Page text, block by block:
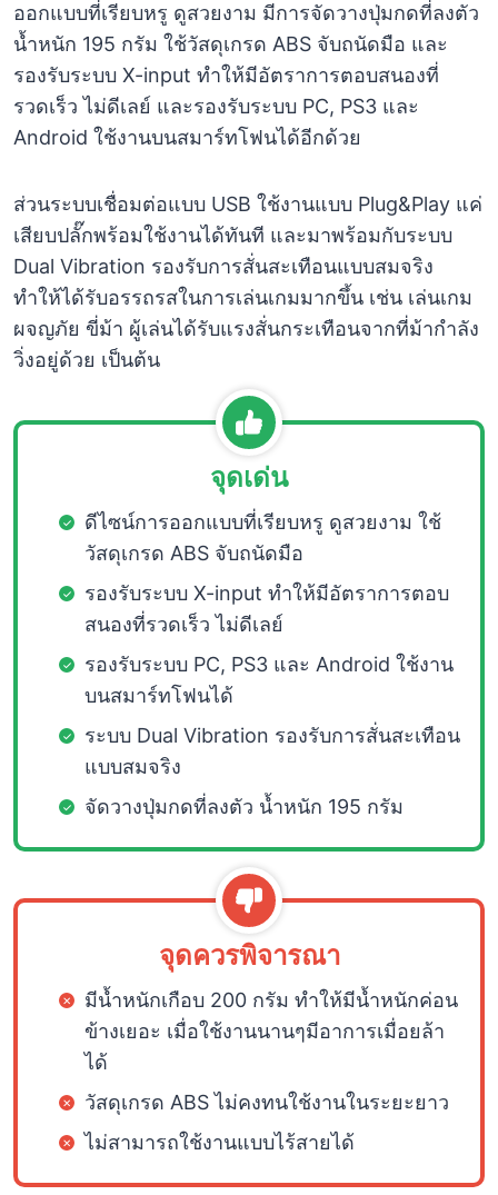
ออกแบบที่เรียบหรู ดูสวยงาม มีการจัดวางปุ่มกดที่ลงตัว
น้ำหนัก 195 กรัม ใช้วัสดุเกรด ABS จับถนัดมือ และ
รองรับระบบ X-input ทำให้มีอัตราการตอบสนองที่
รวดเร็ว ไม่ดีเลย์ และรองรับระบบ PC, PS3 และ
Android ใช้งานบนสมาร์ทโฟนได้อีกด้วย
ส่วนระบบเชื่อมต่อแบบ USB ใช้งานแบบ Plug&Play แค่
เสียบปลั๊กพร้อมใช้งานได้ทันที และมาพร้อมกับระบบ
Dual Vibration รองรับการสั่นสะเทือนแบบสมจริง
ทำให้ได้รับอรรถรสในการเล่นเกมมากขึ้น เช่น เล่นเกม
ผจญภัย ขี่ม้า ผู้เล่นได้รับแรงสั่นกระเทือนจากที่ม้ากำลัง
วิ่งอยู่ด้วย เป็นต้น
จุดเด่น
ดีไซน์การออกแบบที่เรียบหรู ดูสวยงาม ใช้
วัสดุเกรด ABS จับถนัดมือ
รองรับระบบ X-input ทำให้มีอัตราการตอบ
สนองที่รวดเร็ว ไม่ดีเลย์
รองรับระบบ PC, PS3 และ Android ใช้งาน
บนสมาร์ทโฟนได้
ระบบ Dual Vibration รองรับการสั่นสะเทือน
แบบสมจริง
จัดวางปุ่มกดที่ลงตัว น้ำหนัก 195 กรัม
จุดควรพิจารณา
มีน้ำหนักเกือบ 200 กรัม ทำให้มีน้ำหนักค่อน
ข้างเยอะ เมื่อใช้งานนานๆมีอาการเมื่อยล้า
ได้
วัสดุเกรด ABS ไม่คงทนใช้งานในระยะยาว
ไม่สามารถใช้งานแบบไร้สายได้